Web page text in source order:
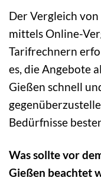
Der Vergleich
mittels Online-
Tarifrechnern
es, die Angebote
Gießen schnell
Bedürfnisse
Was sollte vor
Gießen beachtet